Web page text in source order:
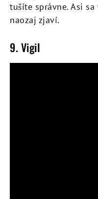
tušíte správne. Asi
naozaj zjaví.
9. Vigil